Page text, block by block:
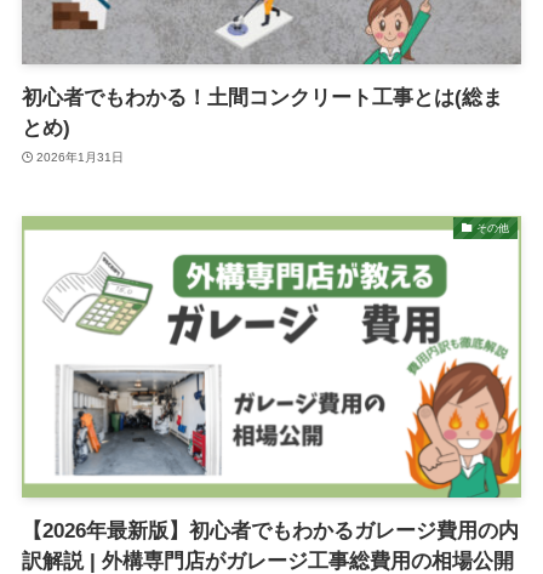
初心者でもわかる！土間コンクリート工事とは(総ま
とめ)
2026年1月31日
その他
【2026年最新版】初心者でもわかるガレージ費用の内
訳解説 | 外構専門店がガレージ工事総費用の相場公開